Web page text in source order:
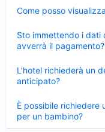
Come posso
chiuso
Sto immettendo i dati
avverrà il pagamento?
chiuso
L’hotel richiederà un
anticipato?
chiuso
È possibile richiedere
per un bambino?
Elemento
chiuso